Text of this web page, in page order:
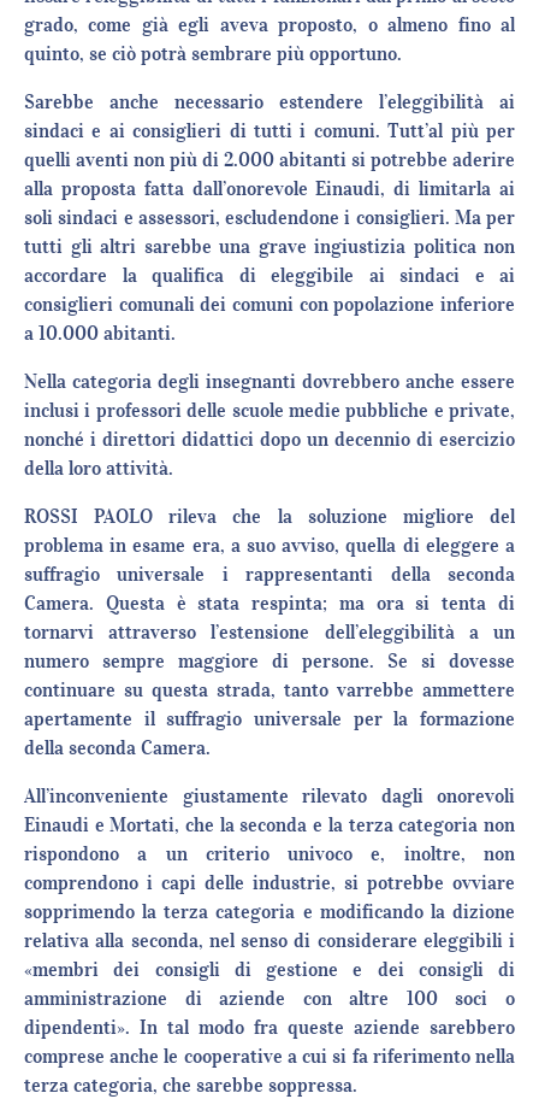
grado, come già egli aveva proposto, o almeno fino al
quinto, se ciò potrà sembrare più opportuno.
Sarebbe anche necessario estendere l’eleggibilità ai
sindaci e ai consiglieri di tutti i comuni. Tutt’al più per
quelli aventi non più di 2.000 abitanti si potrebbe aderire
alla proposta fatta dall’onorevole Einaudi, di limitarla ai
soli sindaci e assessori, escludendone i consiglieri. Ma per
tutti gli altri sarebbe una grave ingiustizia politica non
accordare la qualifica di eleggibile ai sindaci e ai
consiglieri comunali dei comuni con popolazione inferiore
a 10.000 abitanti.
Nella categoria degli insegnanti dovrebbero anche essere
inclusi i professori delle scuole medie pubbliche e private,
nonché i direttori didattici dopo un decennio di esercizio
della loro attività.
ROSSI PAOLO rileva che la soluzione migliore del
problema in esame era, a suo avviso, quella di eleggere a
suffragio universale i rappresentanti della seconda
Camera. Questa è stata respinta; ma ora si tenta di
tornarvi attraverso l’estensione dell’eleggibilità a un
numero sempre maggiore di persone. Se si dovesse
continuare su questa strada, tanto varrebbe ammettere
apertamente il suffragio universale per la formazione
della seconda Camera.
All’inconveniente giustamente rilevato dagli onorevoli
Einaudi e Mortati, che la seconda e la terza categoria non
rispondono a un criterio univoco e, inoltre, non
comprendono i capi delle industrie, si potrebbe ovviare
sopprimendo la terza categoria e modificando la dizione
relativa alla seconda, nel senso di considerare eleggibili i
«membri dei consigli di gestione e dei consigli di
amministrazione di aziende con altre 100 soci o
dipendenti». In tal modo fra queste aziende sarebbero
comprese anche le cooperative a cui si fa riferimento nella
terza categoria, che sarebbe soppressa.